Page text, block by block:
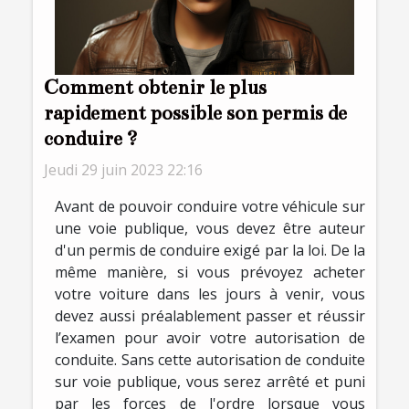
Comment obtenir le plus
rapidement possible son permis de
conduire ?
Jeudi 29 juin 2023 22:16
Avant de pouvoir conduire votre véhicule sur
une voie publique, vous devez être auteur
d'un permis de conduire exigé par la loi. De la
même manière, si vous prévoyez acheter
votre voiture dans les jours à venir, vous
devez aussi préalablement passer et réussir
l’examen pour avoir votre autorisation de
conduite. Sans cette autorisation de conduite
sur voie publique, vous serez arrêté et puni
par les forces de l'ordre lorsque vous